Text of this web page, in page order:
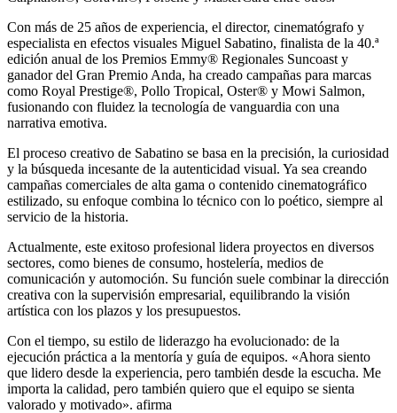
Con más de 25 años de experiencia, el director, cinematógrafo y
especialista en efectos visuales Miguel Sabatino, finalista de la 40.ª
edición anual de los Premios Emmy® Regionales Suncoast y
ganador del Gran Premio Anda, ha creado campañas para marcas
como Royal Prestige®, Pollo Tropical, Oster® y Mowi Salmon,
fusionando con fluidez la tecnología de vanguardia con una
narrativa emotiva.
El proceso creativo de Sabatino se basa en la precisión, la curiosidad
y la búsqueda incesante de la autenticidad visual. Ya sea creando
campañas comerciales de alta gama o contenido cinematográfico
estilizado, su enfoque combina lo técnico con lo poético, siempre al
servicio de la historia.
Actualmente, este exitoso profesional lidera proyectos en diversos
sectores, como bienes de consumo, hostelería, medios de
comunicación y automoción. Su función suele combinar la dirección
creativa con la supervisión empresarial, equilibrando la visión
artística con los plazos y los presupuestos.
Con el tiempo, su estilo de liderazgo ha evolucionado: de la
ejecución práctica a la mentoría y guía de equipos. «Ahora siento
que lidero desde la experiencia, pero también desde la escucha. Me
importa la calidad, pero también quiero que el equipo se sienta
valorado y motivado». afirma